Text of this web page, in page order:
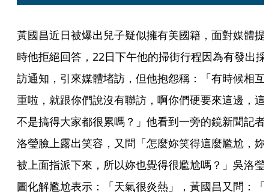
黃國昌近日被爆出兒子疑似擁有美國籍，面對媒體提
時他拒絕回答，22日下午他的掃街行程因為有發出採
訪通知，引來媒體堵訪，但他抱怨稱：「有時候相互
重啦，就跟你們說沒有聯訪，啊你們硬要來這邊，這
不是搞得大家都很累嗎？」他看到一旁的鏡新聞記者
洛瑩臉上露出笑容，又問「怎麼妳笑得這麼尷尬，妳
被上面指派下來，所以妳也覺得很尷尬嗎？」吳洛瑩
圖化解尷尬表示：「天氣很炎熱」，黃國昌又問：「